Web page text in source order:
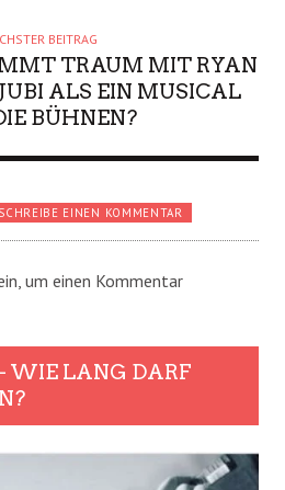
BEITRAG
TRAUM MIT RYAN
ALS EIN MUSICAL
BÜHNEN?
SCHREIBE EINEN KOMMENTAR
um einen Kommentar
WIE LANG DARF